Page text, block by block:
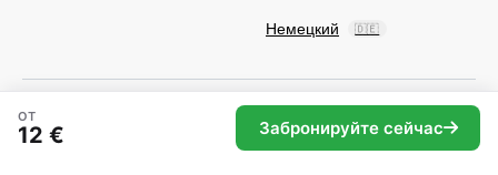
ОТ
12 € Забронируйте сейчас
Немецкий 🇩🇪
© 2025 Andaluciavibes.com